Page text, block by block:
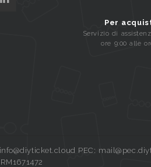
Per
Servizio di
ore 9:00 alle
PEC: